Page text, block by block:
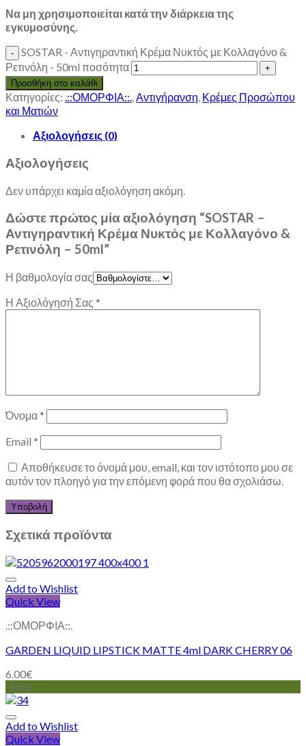
Να μη χρησιμοποιείται κατά την διάρκεια της
εγκυμοσύνης.
SOSTAR - Αντιγηραντική Κρέμα Νυκτός με Κολλαγόνο &
Ρετινόλη - 50ml ποσότητα
Προσθήκη στο καλάθι
Κατηγορίες: .::ΟΜΟΡΦΙΑ::.,Αντιγήρανση, Κρέμες Προσώπου
και Ματιών
Αξιολογήσεις (0)
Αξιολογήσεις
Δεν υπάρχει καμία αξιολόγηση ακόμη.
Δώστε πρώτος μία αξιολόγηση “SOSTAR –
Αντιγηραντική Κρέμα Νυκτός με Κολλαγόνο &
Ρετινόλη – 50ml”
Η βαθμολογία σας
Η Αξιολόγησή Σας *
Όνομα*
Email *
Αποθήκευσε το όνομά μου, email, και τον ιστότοπο μου σε
αυτόν τον πλοηγό για την επόμενη φορά που θα σχολιάσω.
Σχετικά προϊόντα
Add to Wishlist
Quick View
.::ΟΜΟΡΦΙΑ::.
GARDEN LIQUID LIPSTICK MATTE 4ml DARK CHERRY 06
6.00€
-14%
Add to Wishlist
Quick View